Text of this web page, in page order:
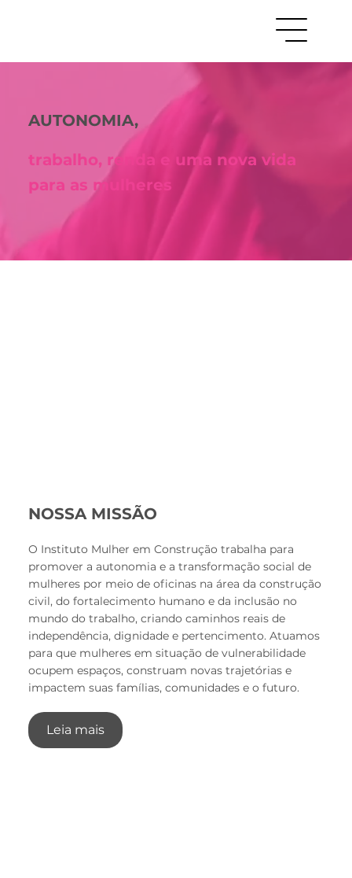
AUTONOMIA,
trabalho, renda e uma nova vida
para as mulheres
NOSSA MISSÃO
O Instituto Mulher em Construção trabalha para
promover a autonomia e a transformação social de
mulheres por meio de oficinas na área da construção
civil, do fortalecimento humano e da inclusão no
mundo do trabalho, criando caminhos reais de
independência, dignidade e pertencimento. Atuamos
para que mulheres em situação de vulnerabilidade
ocupem espaços, construam novas trajetórias e
impactem suas famílias, comunidades e o futuro.
Leia mais